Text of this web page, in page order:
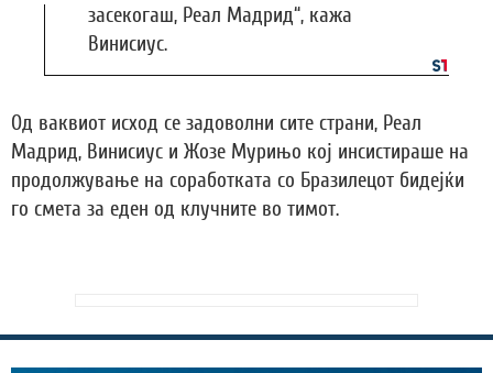
засекогаш, Реал Мадрид“, кажа
Винисиус.
Од ваквиот исход се задоволни сите страни, Реал
Мадрид, Винисиус и Жозе Мурињо кој инсистираше на
продолжување на соработката со Бразилецот бидејќи
го смета за еден од клучните во тимот.